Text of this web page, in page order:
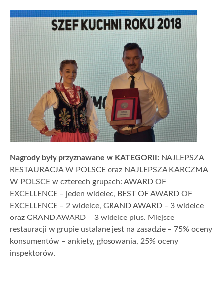
Nagrody były przyznawane w KATEGORII: NAJLEPSZA
RESTAURACJA W POLSCE oraz NAJLEPSZA KARCZMA
W POLSCE w czterech grupach: AWARD OF
EXCELLENCE – jeden widelec, BEST OF AWARD OF
EXCELLENCE – 2 widelce, GRAND AWARD – 3 widelce
oraz GRAND AWARD – 3 widelce plus. Miejsce
restauracji w grupie ustalane jest na zasadzie – 75% oceny
konsumentów – ankiety, głosowania, 25% oceny
inspektorów.